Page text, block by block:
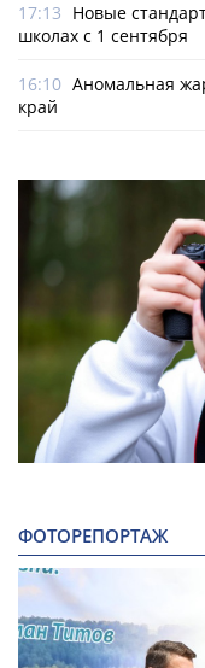
17:13 Новые
школах с 1 сентября
16:10 Аномальная
край
ФОТОРЕПОРТАЖ